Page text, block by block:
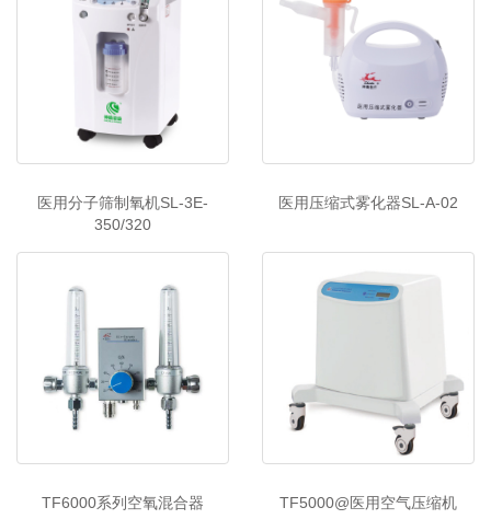
医用分子筛制氧机SL-3E-
350/320
医用压缩式雾化器SL-A-02
TF6000系列空氧混合器 TF5000@医用空气压缩机